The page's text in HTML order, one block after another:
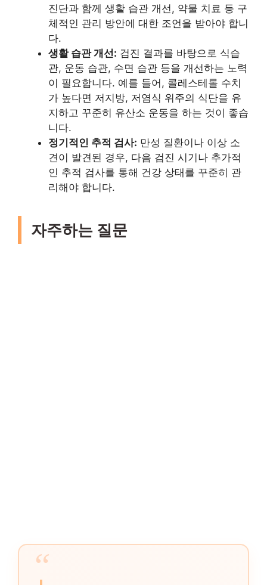
진단과 함께 생활 습관 개선, 약물 치료 등 구
체적인 관리 방안에 대한 조언을 받아야 합니
다.
생활 습관 개선: 검진 결과를 바탕으로 식습
관, 운동 습관, 수면 습관 등을 개선하는 노력
이 필요합니다. 예를 들어, 콜레스테롤 수치
가 높다면 저지방, 저염식 위주의 식단을 유
지하고 꾸준히 유산소 운동을 하는 것이 좋습
니다.
정기적인 추적 검사: 만성 질환이나 이상 소
견이 발견된 경우, 다음 검진 시기나 추가적
인 추적 검사를 통해 건강 상태를 꾸준히 관
리해야 합니다.
자주하는 질문